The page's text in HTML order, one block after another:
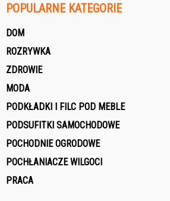
POPULARNE KATEGORIE
DOM
ROZRYWKA
ZDROWIE
MODA
PODKŁADKI I FILC POD MEBLE
PODSUFITKI SAMOCHODOWE
POCHODNIE OGRODOWE
POCHŁANIACZE WILGOCI
PRACA